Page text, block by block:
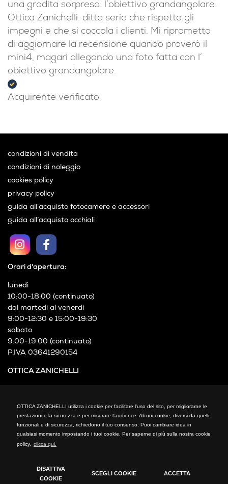
OTTICA ZANICHELLI utilizza i cookie per facilitare l'uso del sito, per migliorarne le
prestazioni e la sicurezza e per misurare l'audience. Alcuni cookie, diversi da quelli
funzionali e di sicurezza, richiedono il tuo consenso. Puoi cambiare idea in
qualsiasi momento impostando i tuoi cookie. Per saperne di più sulla nostra cookie
policy, clicca qui.
DISATTIVA
COOKIE
SCEGLI COOKIE ACCETTA
una gradita sorpresa: l’obiettivo grandangolare.
Ottica Zanichelli: ditta seria che rispetta gli
impegni e che si coccola i clienti. Mi riprometto
di aggiornare la recensione quando proverò il
mini4, magari allegando una foto fatta con l’
obiettivo grandangolare.
Acquirente verificato
OTTICA ZANICHELLI
fax: +39 02 66300794
mail: info@otticazanichelli.it
Orari d'apertura:
lunedì
10:00-18:00 (continuato)
dal martedì al venerdì
9:00-12:30 e 15:00-19:30
sabato
9:00-19:00 (continuato)
P.IVA 03641290154
condizioni di vendita
condizioni di noleggio
cookies policy
privacy policy
guida all’acquisto fotocamere e accessori
guida all’acquisto occhiali